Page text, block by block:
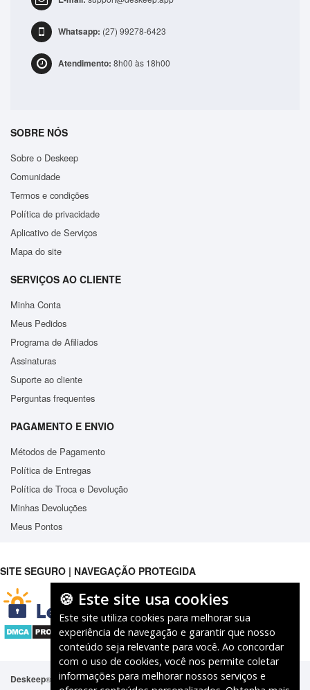
ADICIONAR
Whatsapp: (27) 99278-6423
Atendimento: 8h00 às 18h00
SOBRE NÓS
Sobre o Deskeep
Comunidade
Termos e condições
Política de privacidade
Aplicativo de Serviços
Mapa do site
SERVIÇOS AO CLIENTE
Minha Conta
Meus Pedidos
Programa de Afiliados
Assinaturas
Suporte ao cliente
Perguntas frequentes
PAGAMENTO E ENVIO
Métodos de Pagamento
Política de Entregas
Política de Troca e Devolução
Minhas Devoluções
Meus Pontos
SITE SEGURO | NAVEGAÇÃO PROTEGIDA
Deskeep®
É marca registrada junto ao Instituto Nacional de Propriedade
🍪 Este site usa cookies
Este site utiliza cookies para melhorar sua
experiência de navegação e garantir que nosso
conteúdo seja relevante para você. Ao concordar
com o uso de cookies, você nos permite coletar
informações para melhorar nossos serviços e